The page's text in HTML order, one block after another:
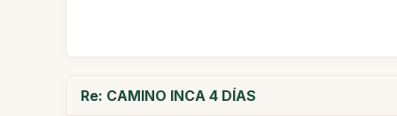
Re: CAMINO INCA 4 DÍAS